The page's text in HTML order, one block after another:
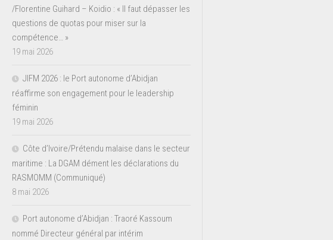
/Florentine Guihard – Koidio : « Il faut dépasser les
questions de quotas pour miser sur la
compétence… »
19 mai 2026
JIFM 2026 : le Port autonome d’Abidjan
réaffirme son engagement pour le leadership
féminin
19 mai 2026
Côte d’Ivoire/Prétendu malaise dans le secteur
maritime : La DGAM dément les déclarations du
RASMOMM (Communiqué)
8 mai 2026
Port autonome d’Abidjan : Traoré Kassoum
nommé Directeur général par intérim